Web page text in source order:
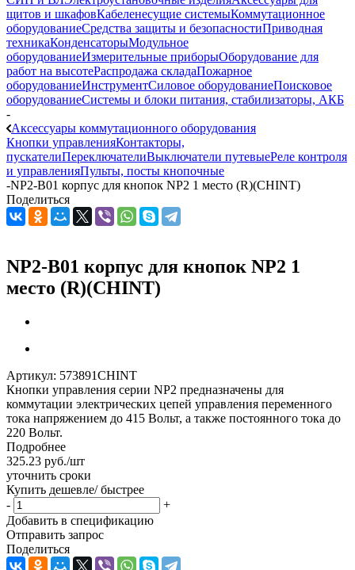
щитов и шкафовКабеленесущие системыКоммутационное
оборудованиеСредства защиты и безопасностиПриводная
техникаКонденсаторыМодульное
оборудованиеИзмерительные приборыОборудование для
работ на высотеРаспродажа складаПожарное
оборудованиеИнструментСиловое оборудованиеПоисковое
оборудованиеСистемы и блоки питания, стабилизаторы, АКБ
-
Аксессуары коммутационного оборудования
Кнопки управленияКонтакторы,
пускателиПереключателиВыключатели путевыеРеле контроля
и управленияПульты, посты кнопочные
-NP2-B01 корпус для кнопок NP2 1 место (R)(CHINT)
Поделиться
NP2-B01 корпус для кнопок NP2 1
место (R)(CHINT)
Артикул: 573891CHINT
Кнопки управления серии NP2 предназначены для
коммутации электрических цепей управления переменного
тока напряжением до 415 Вольт, а также постоянного тока до
220 Вольт.
Подробнее
325.23 руб./шт
уточнить сроки
Купить дешевле/ быстрее
-
+
Добавить в спецификацию
Отправить запрос
Поделиться